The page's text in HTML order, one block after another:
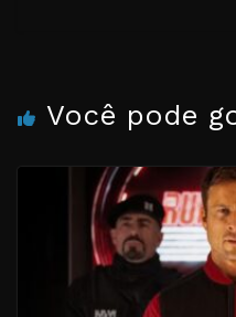
Você pode